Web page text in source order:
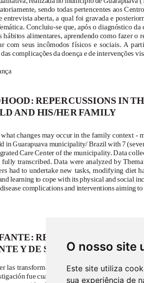
O nosso site
Este site utiliza
sua experiência de